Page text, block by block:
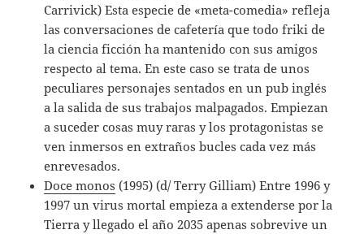
Carrivick) Esta especie de «meta-comedia» refleja
las conversaciones de cafetería que todo friki de
la ciencia ficción ha mantenido con sus amigos
respecto al tema. En este caso se trata de unos
peculiares personajes sentados en un pub inglés
a la salida de sus trabajos malpagados. Empiezan
a suceder cosas muy raras y los protagonistas se
ven inmersos en extraños bucles cada vez más
enrevesados.
Doce monos (1995) (d/ Terry Gilliam) Entre 1996 y
1997 un virus mortal empieza a extenderse por la
Tierra y llegado el año 2035 apenas sobrevive un